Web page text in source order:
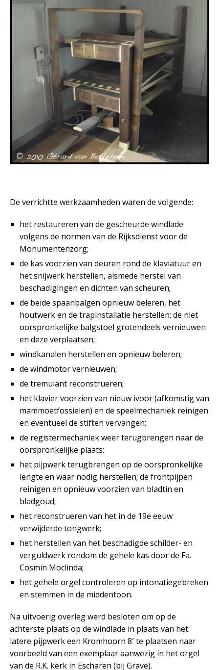
De verrichtte werkzaamheden waren de volgende:
het restaureren van de gescheurde windlade
volgens de normen van de Rijksdienst voor de
Monumentenzorg;
de kas voorzien van deuren rond de klaviatuur en
het snijwerk herstellen, alsmede herstel van
beschadigingen en dichten van scheuren;
de beide spaanbalgen opnieuw beleren, het
houtwerk en de trapinstallatie herstellen; de niet
oorspronkelijke balgstoel grotendeels vernieuwen
en deze verplaatsen;
windkanalen herstellen en opnieuw beleren;
de windmotor vernieuwen;
de tremulant reconstrueren;
het klavier voorzien van nieuw ivoor (afkomstig van
mammoetfossielen) en de speelmechaniek reinigen
en eventueel de stiften vervangen;
de registermechaniek weer terugbrengen naar de
oorspronkelijke plaats;
het pijpwerk terugbrengen op de oorspronkelijke
lengte en waar nodig herstellen; de frontpijpen
reinigen en opnieuw voorzien van bladtin en
bladgoud;
het reconstrueren van het in de 19e eeuw
verwijderde tongwerk;
het herstellen van het beschadigde schilder- en
verguldwerk rondom de gehele kas door de Fa.
Cosmin Moclinda;
het gehele orgel controleren op intonatiegebreken
en stemmen in de middentoon.
Na uitvoerig overleg werd besloten om op de
achterste plaats op de windlade in plaats van het
latere pijpwerk een Kromhoorn 8′ te plaatsen naar
voorbeeld van een exemplaar aanwezig in het orgel
van de R.K. kerk in Escharen (bij Grave).